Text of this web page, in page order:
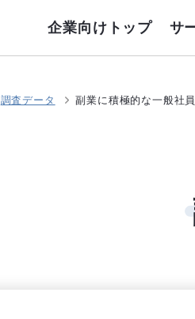
企業向けトップ サ
調査データ 副業に積極的な一般社